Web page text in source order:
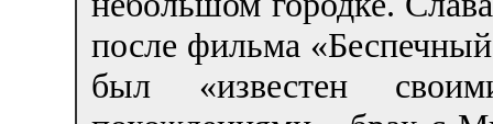
после фильма
был «известен